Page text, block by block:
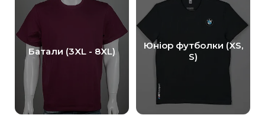
Батали (3XL - 8XL)
Юніор футболки (XS,
S)